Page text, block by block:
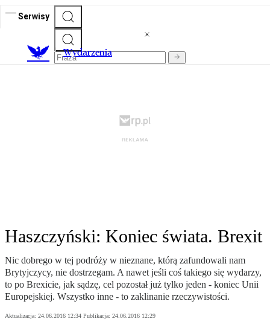
Serwisy
Wydarzenia
Haszczyński: Koniec świata. Brexit
Nic dobrego w tej podróży w nieznane, którą zafundowali nam
Brytyjczycy, nie dostrzegam. A nawet jeśli coś takiego się wydarzy,
to po Brexicie, jak sądzę, cel pozostał już tylko jeden - koniec Unii
Europejskiej. Wszystko inne - to zaklinanie rzeczywistości.
Aktualizacja: 24.06.2016 12:34 Publikacja: 24.06.2016 12:29